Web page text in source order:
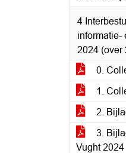
4
informatie-
2024 (over
0.
1.
2.
3.
Vught 2024